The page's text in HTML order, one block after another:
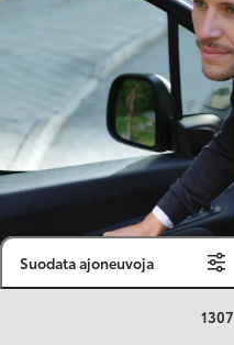
Suodata ajoneuvoja
1307